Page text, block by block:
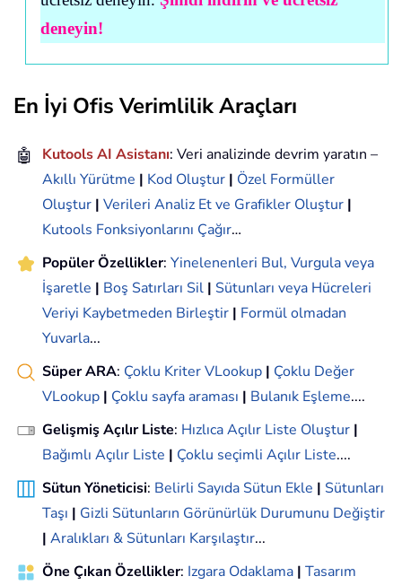
deneyin!
En İyi Ofis Verimlilik Araçları
🤖 Kutools AI Asistanı: Veri analizinde devrim yaratın –
Akıllı Yürütme | Kod Oluştur | Özel Formüller
Oluştur | Verileri Analiz Et ve Grafikler Oluştur |
Kutools Fonksiyonlarını Çağır…
Popüler Özellikler: Yinelenenleri Bul, Vurgula veya
İşaretle | Boş Satırları Sil | Sütunları veya Hücreleri
Veriyi Kaybetmeden Birleştir | Formül olmadan
Yuvarla...
Süper ARA: Çoklu Kriter VLookup | Çoklu Değer
VLookup | Çoklu sayfa araması | Bulanık Eşleme....
Gelişmiş Açılır Liste: Hızlıca Açılır Liste Oluştur |
Bağımlı Açılır Liste | Çoklu seçimli Açılır Liste....
Sütun Yöneticisi: Belirli Sayıda Sütun Ekle | Sütunları
Taşı | Gizli Sütunların Görünürlük Durumunu Değiştir
| Aralıkları & Sütunları Karşılaştır...
Öne Çıkan Özellikler: Izgara Odaklama | Tasarım